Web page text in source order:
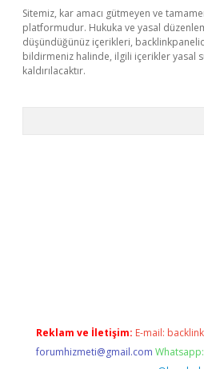
Sitemiz, kar amacı gütmeyen ve
platformudur. Hukuka ve yasal
düşündüğünüz içerikleri,
bildirmeniz halinde, ilgili içerikler yasal
kaldırılacaktır.
Reklam ve İletişim: E-mail:
forumhizmeti@gmail.com